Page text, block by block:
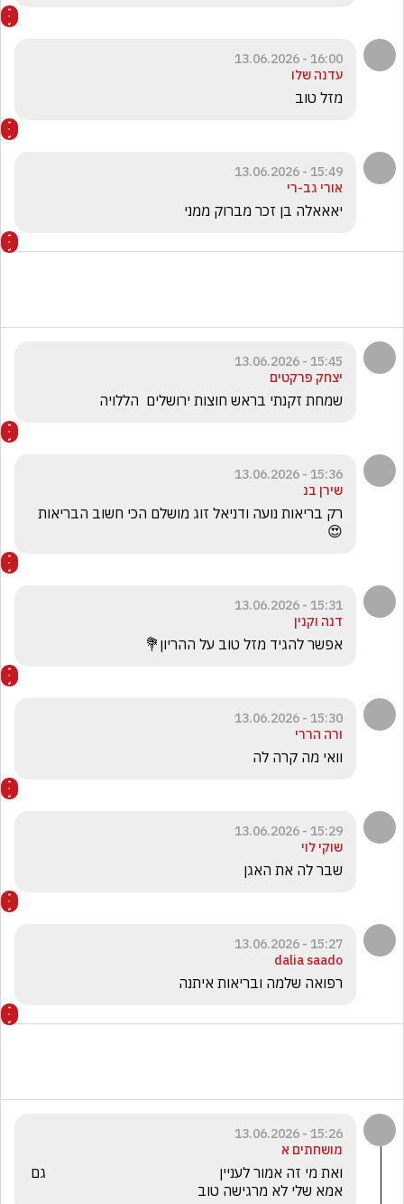
16:00 - 13.06.2026
עדנה שלו
מזל טוב
15:49 - 13.06.2026
אורי גב-רי
יאאאלה בן זכר מברוק ממני
15:45 - 13.06.2026
יצחק פרקטים
שמחת זקנתי בראש חוצות ירושלים  הללויה
15:36 - 13.06.2026
שירן בנ
😍
15:31 - 13.06.2026
דנה וקנין
אפשר להגיד מזל טוב על ההריון💐
15:30 - 13.06.2026
ורה הררי
וואי מה קרה לה
15:29 - 13.06.2026
שוקי לוי
שבר לה את האגן
15:27 - 13.06.2026
dalia saado
רפואה שלמה ובריאות איתנה
15:26 - 13.06.2026
מושחתים א
אמא שלי לא מרגישה טוב